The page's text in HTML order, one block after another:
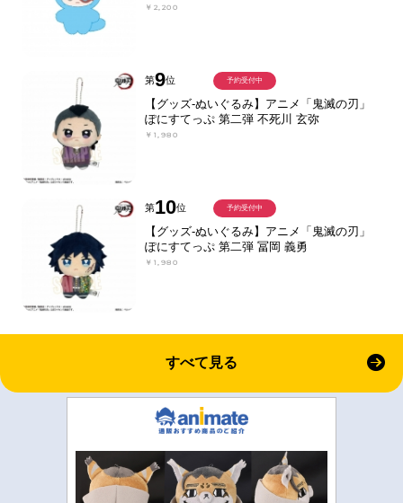
￥2,200
第9位
【グッズ-ぬいぐるみ】アニメ「鬼滅の刃」
ぽにすてっぷ 第二弾 不死川 玄弥
￥1,980
予約受付中
第10位
【グッズ-ぬいぐるみ】アニメ「鬼滅の刃」
ぽにすてっぷ 第二弾 冨岡 義勇
￥1,980
予約受付中
すべて見る